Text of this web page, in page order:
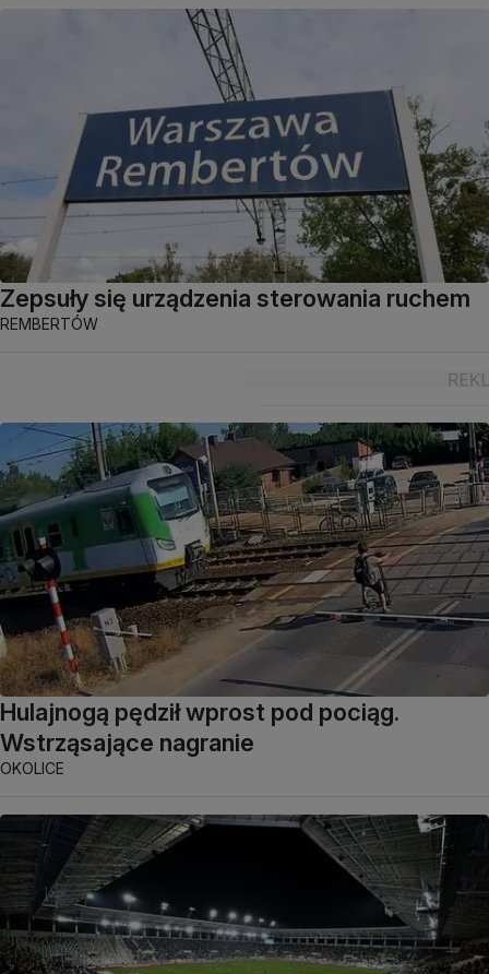
Zepsuły się urządzenia sterowania ruchem
REMBERTÓW
Hulajnogą pędził wprost pod pociąg.
Wstrząsające nagranie
OKOLICE